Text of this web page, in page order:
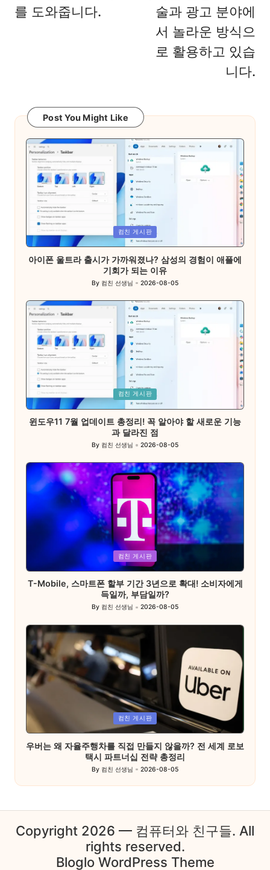
를 도와줍니다.
술과 광고 분야에
서 놀라운 방식으
로 활용하고 있습
니다.
Post You Might Like
Posted
in
컴친 게시판
아이폰 울트라 출시가 가까워졌나? 삼성의 경험이 애플에
기회가 되는 이유
Posted
By 컴친 선생님 2026-08-05
Posted
in
컴친 게시판
윈도우11 7월 업데이트 총정리! 꼭 알아야 할 새로운 기능
과 달라진 점
Posted
By 컴친 선생님 2026-08-05
Posted
컴친 게시판
T-Mobile, 스마트폰 할부 기간 3년으로 확대! 소비자에게
득일까, 부담일까?
Posted
By 컴친 선생님 2026-08-05
in
컴친 게시판
우버는 왜 자율주행차를 직접 만들지 않을까? 전 세계 로보
택시 파트너십 전략 총정리
Posted
by
By 컴친 선생님 2026-08-05
Copyright 2026 — 컴퓨터와 친구들. All
rights reserved.
Bloglo WordPress Theme